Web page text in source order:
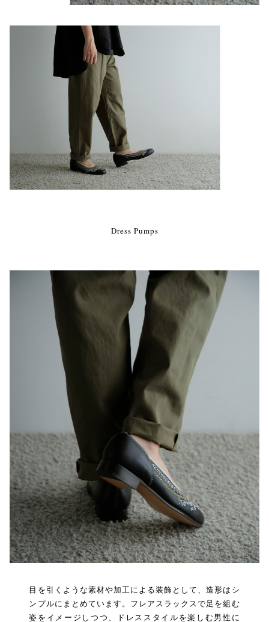
Dress Pumps
目を引くような素材や加工による装飾として、造形はシ
ンプルにまとめています。フレアスラックスで足を組む
姿をイメージしつつ、ドレススタイルを楽しむ男性に